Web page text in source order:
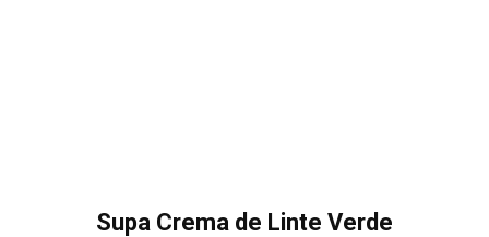
Supa Crema de Linte Verde